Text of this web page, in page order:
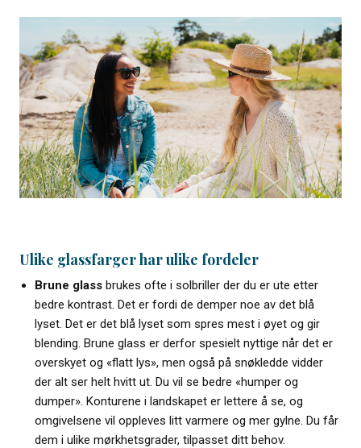
Ulike glassfarger har ulike fordeler
Brune glass brukes ofte i solbriller der du er ute etter
bedre kontrast. Det er fordi de demper noe av det blå
lyset. Det er det blå lyset som spres mest i øyet og gir
blending. Brune glass er derfor spesielt nyttige når det er
overskyet og «flatt lys», men også på snøkledde vidder
der alt ser helt hvitt ut. Du vil se bedre «humper og
dumper». Konturene i landskapet er lettere å se, og
omgivelsene vil oppleves litt varmere og mer gylne. Du får
dem i ulike mørkhetsgrader, tilpasset ditt behov.